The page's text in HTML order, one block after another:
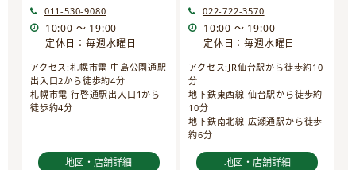
011-530-9080
10:00 ～ 19:00
定休日：毎週水曜日
アクセス:札幌市電 中島公園通駅
出入口2から徒歩約4分
札幌市電 行啓通駅出入口1から
徒歩約4分
地図・店舗詳細
022-722-3570
10:00 ～ 19:00
定休日：毎週水曜日
アクセス:JR仙台駅から徒歩約10
分
地下鉄東西線 仙台駅から徒歩約
10分
地下鉄南北線 広瀬通駅から徒歩
約6分
地図・店舗詳細